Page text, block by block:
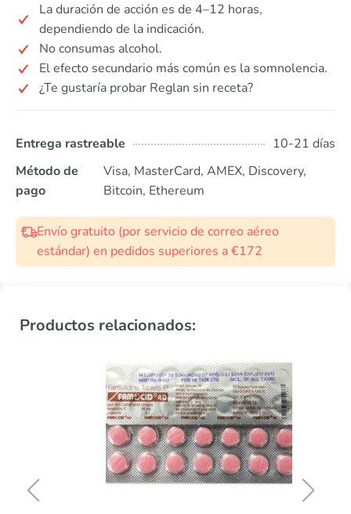
La duración de acción es de 4–12 horas,
dependiendo de la indicación.
No consumas alcohol.
El efecto secundario más común es la somnolencia.
¿Te gustaría probar Reglan sin receta?
Entrega rastreable
10-21 días
Método de
pago
Visa, MasterCard, AMEX, Discovery,
Bitcoin, Ethereum
Envío gratuito (por servicio de correo aéreo
estándar) en pedidos superiores a €172
Productos relacionados: